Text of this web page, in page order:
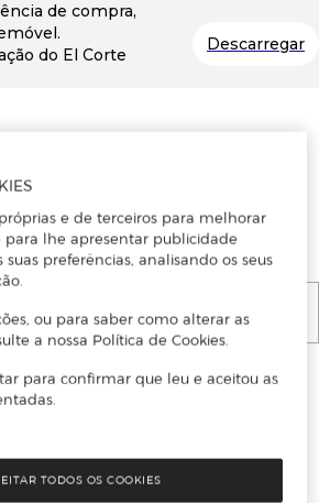
para se registar ou
de compra,
do El Corte
Descarregar
e de terceiros para melhorar
para lhe apresentar publicidade
preferências, analisando os seus
ou para saber como alterar as
a nossa Política de Cookies.
para confirmar que leu e aceitou as
TODOS OS COOKIES